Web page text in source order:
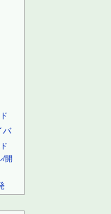
バ
/開